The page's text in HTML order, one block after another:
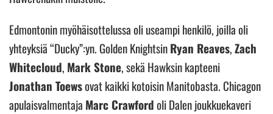
Edmontonin myöhäisottelussa oli useampi henkilö, joilla oli
yhteyksiä “Ducky”:yn. Golden KnightsinRyan Reaves,Zach
Whitecloud, Mark Stone, sekä Hawksin kapteeni
Jonathan Toewsovat kaikki kotoisin Manitobasta. Chicagon
apulaisvalmentaja Marc Crawfordoli Dalen joukkuekaveri